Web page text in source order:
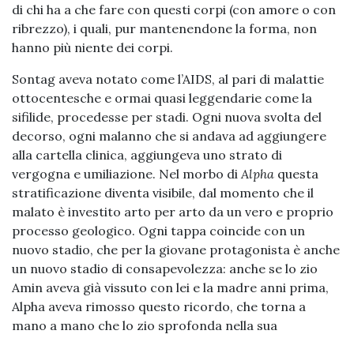
di chi ha a che fare con questi corpi (con amore o con
ribrezzo), i quali, pur mantenendone la forma, non
hanno più niente dei corpi.
Sontag aveva notato come l’AIDS, al pari di malattie
ottocentesche e ormai quasi leggendarie come la
sifilide, procedesse per stadi. Ogni nuova svolta del
decorso, ogni malanno che si andava ad aggiungere
alla cartella clinica, aggiungeva uno strato di
vergogna e umiliazione. Nel morbo diAlpha questa
stratificazione diventa visibile, dal momento che il
malato è investito arto per arto da un vero e proprio
processo geologico. Ogni tappa coincide con un
nuovo stadio, che per la giovane protagonista è anche
un nuovo stadio di consapevolezza: anche se lo zio
Amin aveva già vissuto con lei e la madre anni prima,
Alpha aveva rimosso questo ricordo, che torna a
mano a mano che lo zio sprofonda nella sua